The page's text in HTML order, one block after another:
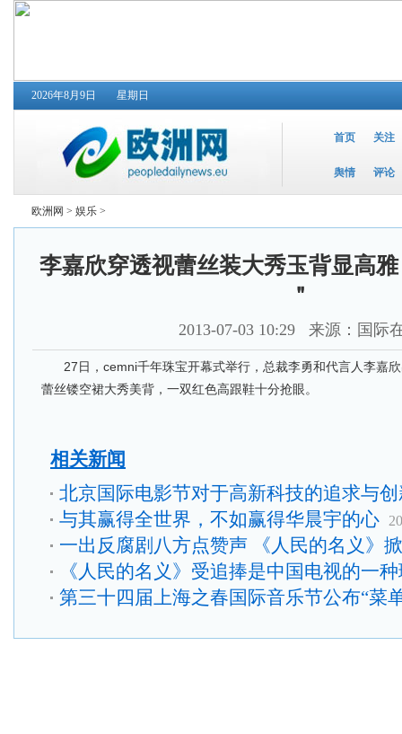
2026年8月9日 星期日
首页 关注
舆情 评论
欧洲网 > 娱乐 >
李嘉欣穿透视蕾丝装大秀玉背显高
＂
2013-07-03 10:29 来源：国际
27日，cemni千年珠宝开幕式举行，总裁李勇和代言人李嘉
蕾丝镂空裙大秀美背，一双红色高跟鞋十分抢眼。
相关新闻
北京国际电影节对于高新科技的追求与
与其赢得全世界，不如赢得华晨宇的心
一出反腐剧八方点赞声 《人民的名义》
《人民的名义》受追捧是中国电视的一
第三十四届上海之春国际音乐节公布“菜